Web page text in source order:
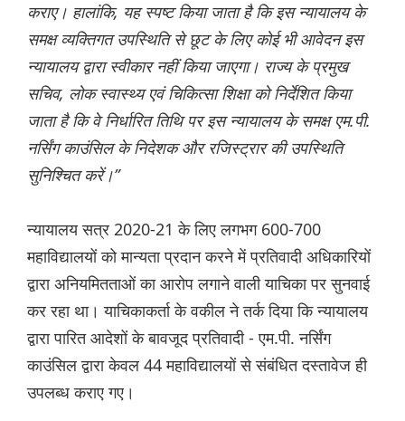
कराए। हालांकि, यह स्पष्ट किया जाता है कि इस न्यायालय के
समक्ष व्यक्तिगत उपस्थिति से छूट के लिए कोई भी आवेदन इस
न्यायालय द्वारा स्वीकार नहीं किया जाएगा। राज्य के प्रमुख
सचिव, लोक स्वास्थ्य एवं चिकित्सा शिक्षा को निर्देशित किया
जाता है कि वे निर्धारित तिथि पर इस न्यायालय के समक्ष एम.पी.
नर्सिंग काउंसिल के निदेशक और रजिस्ट्रार की उपस्थिति
सुनिश्चित करें।”
न्यायालय सत्र 2020-21 के लिए लगभग 600-700
महाविद्यालयों को मान्यता प्रदान करने में प्रतिवादी अधिकारियों
द्वारा अनियमितताओं का आरोप लगाने वाली याचिका पर सुनवाई
कर रहा था। याचिकाकर्ता के वकील ने तर्क दिया कि न्यायालय
द्वारा पारित आदेशों के बावजूद प्रतिवादी - एम.पी. नर्सिंग
काउंसिल द्वारा केवल 44 महाविद्यालयों से संबंधित दस्तावेज ही
उपलब्ध कराए गए।